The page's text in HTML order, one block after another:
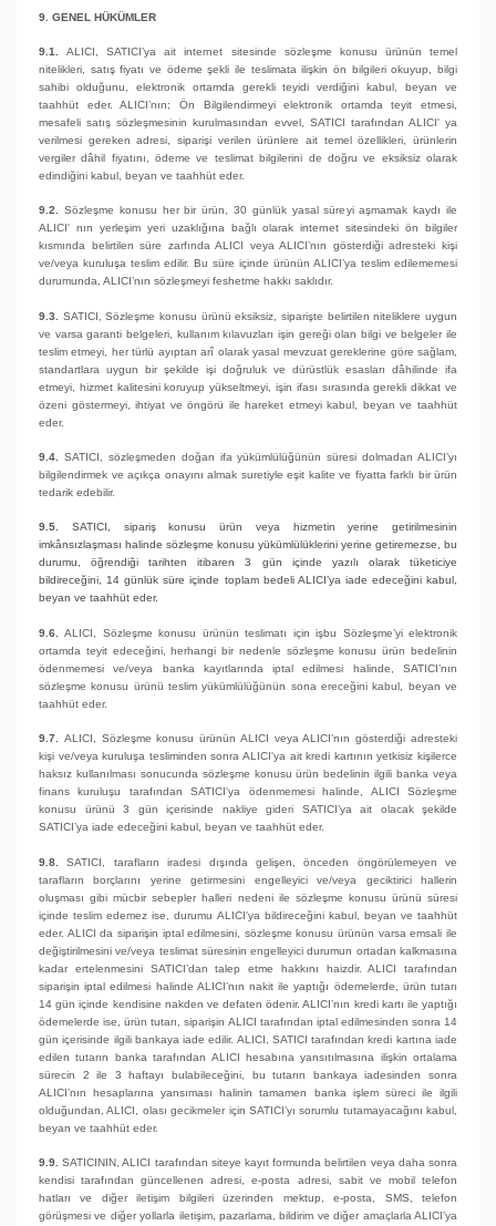
9. GENEL HÜKÜMLER
9.1.
ALICI, SATICI’ya ait internet sitesinde sözleşme konusu ürünün temel
nitelikleri, satış fiyatı ve ödeme şekli ile teslimata ilişkin ön bilgileri okuyup, bilgi
sahibi olduğunu, elektronik ortamda gerekli teyidi verdiğini kabul, beyan ve
taahhüt eder. ALICI’nın; Ön Bilgilendirmeyi elektronik ortamda teyit etmesi,
mesafeli satış sözleşmesinin kurulmasından evvel, SATICI tarafından ALICI' ya
verilmesi gereken adresi, siparişi verilen ürünlere ait temel özellikleri, ürünlerin
vergiler dâhil fiyatını, ödeme ve teslimat bilgilerini de doğru ve eksiksiz olarak
edindiğini kabul, beyan ve taahhüt eder.
9.2. Sözleşme konusu her bir ürün, 30 günlük yasal süreyi aşmamak kaydı ile
ALICI' nın yerleşim yeri uzaklığına bağlı olarak internet sitesindeki ön bilgiler
kısmında belirtilen süre zarfında ALICI veya ALICI’nın gösterdiği adresteki kişi
ve/veya kuruluşa teslim edilir. Bu süre içinde ürünün ALICI’ya teslim edilememesi
durumunda, ALICI’nın sözleşmeyi feshetme hakkı saklıdır.
9.3.
SATICI, Sözleşme konusu ürünü eksiksiz, siparişte belirtilen niteliklere uygun
ve varsa garanti belgeleri, kullanım kılavuzları işin gereği olan bilgi ve belgeler ile
teslim etmeyi, her türlü ayıptan arî olarak yasal mevzuat gereklerine göre sağlam,
standartlara uygun bir şekilde işi doğruluk ve dürüstlük esasları dâhilinde ifa
etmeyi, hizmet kalitesini koruyup yükseltmeyi, işin ifası sırasında gerekli dikkat ve
özeni göstermeyi, ihtiyat ve öngörü ile hareket etmeyi kabul, beyan ve taahhüt
eder.
9.4.
SATICI, sözleşmeden doğan ifa yükümlülüğünün süresi dolmadan ALICI’yı
bilgilendirmek ve açıkça onayını almak suretiyle eşit kalite ve fiyatta farklı bir ürün
tedarik edebilir.
9.5.
SATICI, sipariş konusu ürün veya hizmetin yerine getirilmesinin
imkânsızlaşması halinde sözleşme konusu yükümlülüklerini yerine getiremezse, bu
durumu, öğrendiği tarihten itibaren 3 gün içinde yazılı olarak tüketiciye
bildireceğini, 14 günlük süre içinde toplam bedeli ALICI’ya iade edeceğini kabul,
beyan ve taahhüt eder.
9.6.
ALICI, Sözleşme konusu ürünün teslimatı için işbu Sözleşme’yi elektronik
ortamda teyit edeceğini, herhangi bir nedenle sözleşme konusu ürün bedelinin
ödenmemesi ve/veya banka kayıtlarında iptal edilmesi halinde, SATICI’nın
sözleşme konusu ürünü teslim yükümlülüğünün sona ereceğini kabul, beyan ve
taahhüt eder.
9.7. ALICI, Sözleşme konusu ürünün ALICI veya ALICI’nın gösterdiği adresteki
kişi ve/veya kuruluşa tesliminden sonra ALICI'ya ait kredi kartının yetkisiz kişilerce
haksız kullanılması sonucunda sözleşme konusu ürün bedelinin ilgili banka veya
finans kuruluşu tarafından SATICI'ya ödenmemesi halinde, ALICI Sözleşme
konusu ürünü 3 gün içerisinde nakliye gideri SATICI’ya ait olacak şekilde
SATICI’ya iade edeceğini kabul, beyan ve taahhüt eder.
9.8.
SATICI, tarafların iradesi dışında gelişen, önceden öngörülemeyen ve
tarafların borçlarını yerine getirmesini engelleyici ve/veya geciktirici hallerin
oluşması gibi mücbir sebepler halleri nedeni ile sözleşme konusu ürünü süresi
içinde teslim edemez ise, durumu ALICI'ya bildireceğini kabul, beyan ve taahhüt
eder. ALICI da siparişin iptal edilmesini, sözleşme konusu ürünün varsa emsali ile
değiştirilmesini ve/veya teslimat süresinin engelleyici durumun ortadan kalkmasına
kadar ertelenmesini SATICI’dan talep etme hakkını haizdir. ALICI tarafından
siparişin iptal edilmesi halinde ALICI’nın nakit ile yaptığı ödemelerde, ürün tutarı
14 gün içinde kendisine nakden ve defaten ödenir. ALICI’nın kredi kartı ile yaptığı
ödemelerde ise, ürün tutarı, siparişin ALICI tarafından iptal edilmesinden sonra 14
gün içerisinde ilgili bankaya iade edilir. ALICI, SATICI tarafından kredi kartına iade
edilen tutarın banka tarafından ALICI hesabına yansıtılmasına ilişkin ortalama
sürecin 2 ile 3 haftayı bulabileceğini, bu tutarın bankaya iadesinden sonra
ALICI’nın hesaplarına yansıması halinin tamamen banka işlem süreci ile ilgili
olduğundan, ALICI, olası gecikmeler için SATICI’yı sorumlu tutamayacağını kabul,
beyan ve taahhüt eder.
9.9. SATICININ, ALICI tarafından siteye kayıt formunda belirtilen veya daha sonra
kendisi tarafından güncellenen adresi, e-posta adresi, sabit ve mobil telefon
hatları ve diğer iletişim bilgileri üzerinden mektup, e-posta, SMS, telefon
görüşmesi ve diğer yollarla iletişim, pazarlama, bildirim ve diğer amaçlarla ALICI’ya